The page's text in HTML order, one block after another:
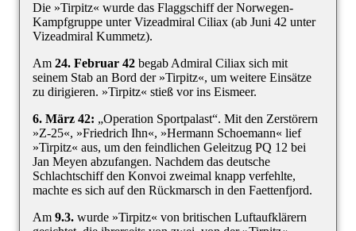
Die »Tirpitz« wurde das Flaggschiff der Norwegen-
Kampfgruppe unter Vizeadmiral Ciliax (ab Juni 42 unter
Vizeadmiral Kummetz).
Am 24. Februar 42 begab Admiral Ciliax sich mit
seinem Stab an Bord der »Tirpitz«, um weitere Einsätze
zu dirigieren. »Tirpitz« stieß vor ins Eismeer.
6. März 42:
Operation Sportpalast . Mit den Zerstörern
»Z-25«, »Friedrich Ihn«, »Hermann Schoemann« lief
»Tirpitz« aus, um den feindlichen Geleitzug PQ 12 bei
Jan Meyen abzufangen. Nachdem das deutsche
Schlachtschiff den Konvoi zweimal knapp verfehlte,
machte es sich auf den Rückmarsch in den Faettenfjord.
Am 9.3. wurde »Tirpitz« von britischen Luftaufklärern